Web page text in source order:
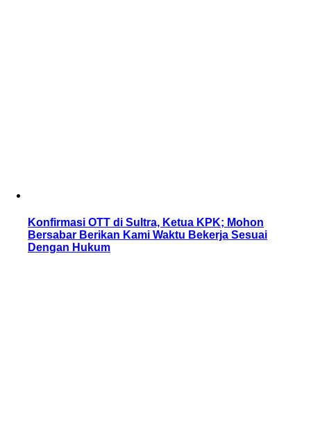
Konfirmasi OTT di Sultra, Ketua KPK; Mohon
Bersabar Berikan Kami Waktu Bekerja Sesuai
Dengan Hukum